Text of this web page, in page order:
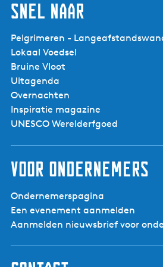
Snel naar
Pelgrimeren -
Lokaal Voedsel
Bruine Vloot
Uitagenda
Overnachten
Inspiratie magazine
UNESCO Werelderfgoed
Voor ondernemers
Ondernemerspagina
Een evenement aanmelden
Aanmelden nieuwsbrief voor